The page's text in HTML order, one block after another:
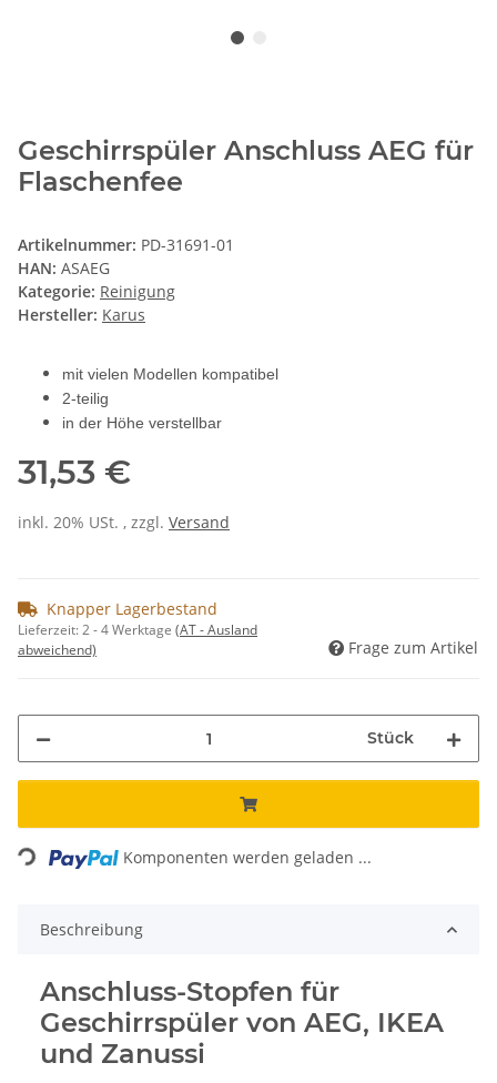
Geschirrspüler Anschluss AEG für
Flaschenfee
Artikelnummer: PD-31691-01
HAN: ASAEG
Kategorie: Reinigung
Hersteller: Karus
mit vielen Modellen kompatibel
2-teilig
in der Höhe verstellbar
31,53 €
inkl. 20% USt. , zzgl. Versand
Knapper Lagerbestand
Lieferzeit:2 - 4 Werktage (AT - Ausland
abweichend)
Frage zum Artikel
Stück
Loading... Komponenten werden geladen ...
Beschreibung
Anschluss-Stopfen für
Geschirrspüler von AEG, IKEA
und Zanussi